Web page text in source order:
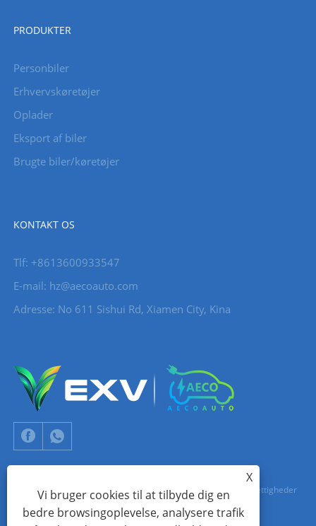
PRODUKTER
Personbiler
Erhvervskøretøjer
Oplader
Eksport af biler
Brugte biler/køretøjer
KONTAKT OS
Tlf: +8613600933547
E-mail: hz@aecoauto.com
Adresse: No 611 Sishui Rd, Xiamen City, Kina
Copyright © 2024 Xiamen Aecoauto Technology Co., Ltd. Alle rettigheder
forbeholdes.
X
Vi bruger cookies til at tilbyde dig en
bedre browsingoplevelse, analysere trafik